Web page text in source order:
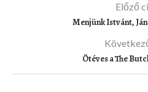
Előző
Menjünk Istvánt,
Ötéves a The